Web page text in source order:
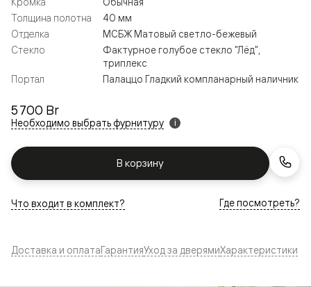
5 700 Br
Необходимо выбрать фурнитуру i
В корзину
Толщина полотна
40 мм
Отделка
МСБЖ Матовый светло-бежевый
Стекло
Фактурное голубое стекло "Лёд",
триплекс
Портал
Палаццо Гладкий компланарный наличник
Что входит в комплект? Где посмотреть?
Доставка и оплатаГарантияУход за дверямиХарактеристики